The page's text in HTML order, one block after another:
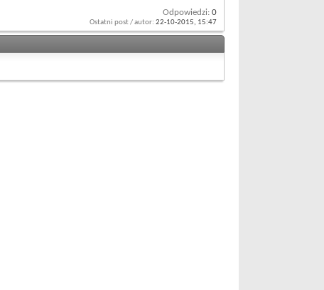
Odpowiedzi: 0
Ostatni post / autor: 22-10-2015, 15:47